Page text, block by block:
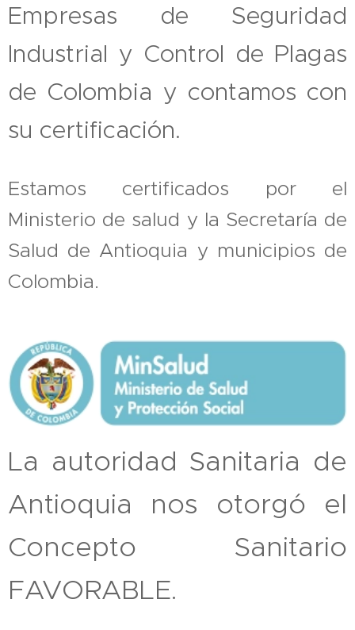
Empresas de Seguridad
Industrial y Control de Plagas
de Colombia y contamos con
su certificación.
Estamos certificados por el
Ministerio de salud y la Secretaría de
Salud de Antioquia y municipios de
Colombia.
La autoridad Sanitaria de
Antioquia nos otorgó el
Concepto Sanitario
FAVORABLE.